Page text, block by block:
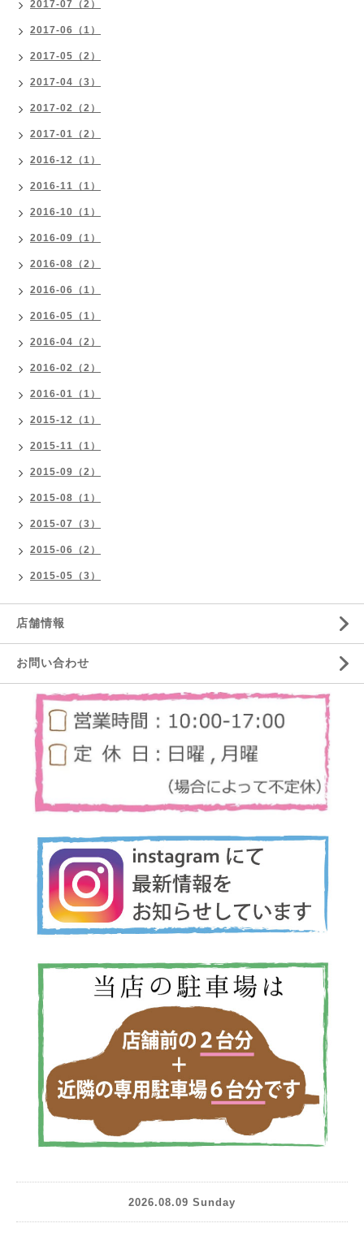
2017-07（2）
2017-06（1）
2017-05（2）
2017-04（3）
2017-02（2）
2017-01（2）
2016-12（1）
2016-11（1）
2016-10（1）
2016-09（1）
2016-08（2）
2016-06（1）
2016-05（1）
2016-04（2）
2016-02（2）
2016-01（1）
2015-12（1）
2015-11（1）
2015-09（2）
2015-08（1）
2015-07（3）
2015-06（2）
2015-05（3）
店舗情報
お問い合わせ
2026.08.09 Sunday